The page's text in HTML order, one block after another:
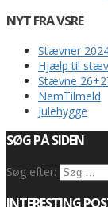
NYT FRA VSRE
Stævner
Hjælp til
Stævne
NemTilmeld
Julehygge
SØG PÅ SIDEN
Søg efter:
INTERESTING